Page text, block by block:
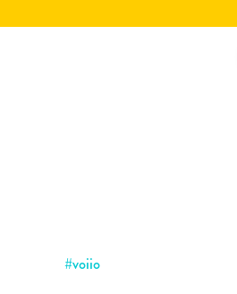
#voiio